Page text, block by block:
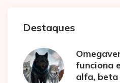
Destaques
funciona
alfa, beta